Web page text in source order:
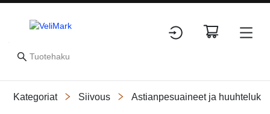
Kategoriat Siivous Astianpesuaineet ja